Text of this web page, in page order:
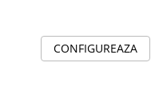
CONFIGUREAZA